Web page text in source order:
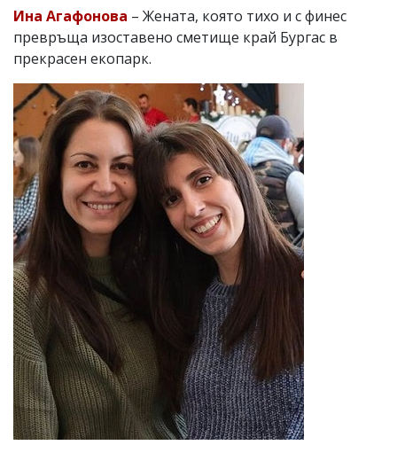
Ина Агафонова – Жената, която тихо и с финес
превръща изоставено сметище край Бургас в
прекрасен екопарк.